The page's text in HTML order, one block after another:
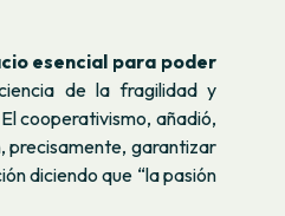
esencial para poder
de la fragilidad y
cooperativismo, añadió,
precisamente, garantizar
diciendo que “la pasión